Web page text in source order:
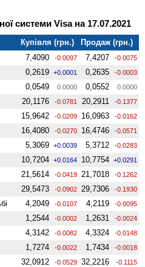
системи Visa на 17.07.2021
Купівля (грн.)
Продаж (грн.)
7,4090 -0.0097 7,4207 -0.0075
0,2619 +0.0001 0,2635 -0.0003
0,0549 0.0000 0,0552 0.0000
20,1176 -0.0781 20,2911 -0.1377
15,9642 -0.0209 16,0963 -0.0162
16,4080 -0.0270 16,4746 -0.0571
5,3069 +0.0039 5,3712 -0.0283
10,7204 +0.0164 10,7754 +0.0291
21,5614 -0.0419 21,7018 -0.1262
29,5473 -0.0902 29,7306 -0.1930
4,2049 -0.0107 4,2119 -0.0095
1,2544 -0.0002 1,2631 -0.0024
4,3142 -0.0082 4,3324 -0.0148
1,7274 -0.0022 1,7434 -0.0018
32,0912 -0.0529 32,2216 -0.1115